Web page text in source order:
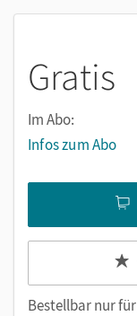
Gratis
Im Abo:
Infos zum Abo
Bestellbar nur für